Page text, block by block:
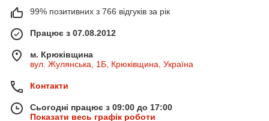
99% позитивних з 766 відгуків за рік
Працює з 07.08.2012
м. Крюківщина
вул. Жулянська, 1Б, Крюківщина, Україна
Контакти
Сьогодні працює з 09:00 до 17:00
Показати весь графік роботи